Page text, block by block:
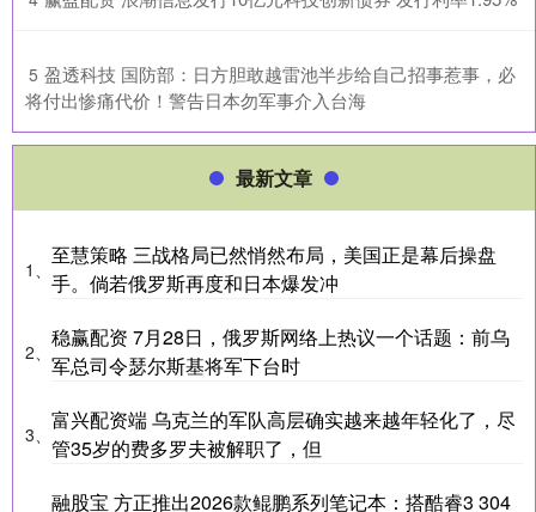
5 ​盈透科技 国防部：日方胆敢越雷池半步给自己招事惹事，必
将付出惨痛代价！警告日本勿军事介入台海
最新文章
1、
至慧策略 三战格局已然悄然布局，美国正是幕后操盘
手。倘若俄罗斯再度和日本爆发冲
2、
稳赢配资 7月28日，俄罗斯网络上热议一个话题：前乌
军总司令瑟尔斯基将军下台时
3、
富兴配资端 乌克兰的军队高层确实越来越年轻化了，尽
管35岁的费多罗夫被解职了，但
融股宝 方正推出2026款鲲鹏系列笔记本：搭酷睿3 304